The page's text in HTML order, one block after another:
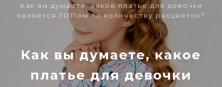
Как вы думаете, какое платье для девочки
является ТОПом по количеству расцветок?
Как вы думаете, какое
платье для девочки